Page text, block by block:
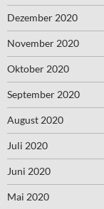
Dezember 2020
November 2020
Oktober 2020
September 2020
August 2020
Juli 2020
Juni 2020
Mai 2020